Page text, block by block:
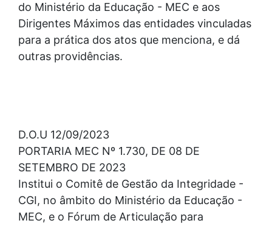
do Ministério da Educação - MEC e aos
Dirigentes Máximos das entidades vinculadas
para a prática dos atos que menciona, e dá
outras providências.
D.O.U 12/09/2023
PORTARIA MEC Nº 1.730, DE 08 DE
SETEMBRO DE 2023
Institui o Comitê de Gestão da Integridade -
CGI, no âmbito do Ministério da Educação -
MEC, e o Fórum de Articulação para